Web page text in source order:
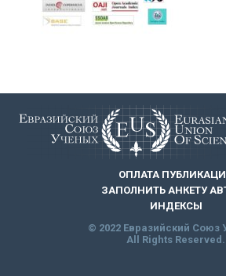
ОПЛАТА
ЗАПОЛНИТЬ АНКЕТУ
ИНДЕКСЫ
© 2022 Евразийский Союз
All Rights Reserved.